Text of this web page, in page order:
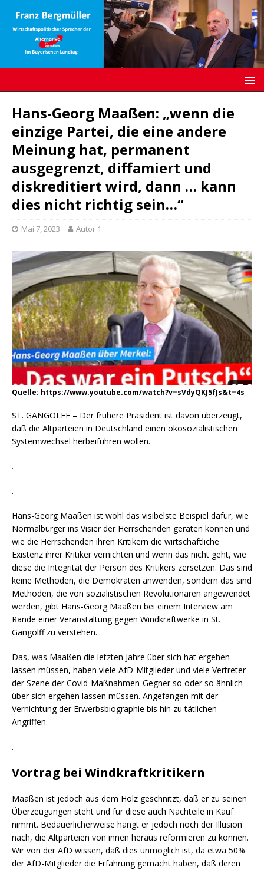
Hans-Georg Maaßen: „wenn die
einzige Partei, die eine andere
Meinung hat, permanent
ausgegrenzt, diffamiert und
diskreditiert wird, dann … kann
dies nicht richtig sein…“
Mai 7, 2023 Autor 1
Quelle: https://www.youtube.com/watch?v=sVdyQKJ5fJs&t=4s
ST. GANGOLFF – Der frühere Präsident ist davon überzeugt,
daß die Altparteien in Deutschland einen ökosozialistischen
Systemwechsel herbeiführen wollen.
.
.
Hans-Georg Maaßen ist wohl das visibelste Beispiel dafür, wie
Normalbürger ins Visier der Herrschenden geraten können und
wie die Herrschenden ihren Kritikern die wirtschaftliche
Existenz ihrer Kritiker vernichten und wenn das nicht geht, wie
diese die Integrität der Person des Kritikers zersetzen. Das sind
keine Methoden, die Demokraten anwenden, sondern das sind
Methoden, die von sozialistischen Revolutionären angewendet
werden, gibt Hans-Georg Maaßen bei einem Interview am
Rande einer Veranstaltung gegen Windkraftwerke in St.
Gangolff zu verstehen.
Das, was Maaßen die letzten Jahre über sich hat ergehen
lassen müssen, haben viele AfD-Mitglieder und viele Vertreter
der Szene der Covid-Maßnahmen-Gegner so oder so ähnlich
über sich ergehen lassen müssen. Angefangen mit der
Vernichtung der Erwerbsbiographie bis hin zu tätlichen
Angriffen.
.
Vortrag bei Windkraftkritikern
Maaßen ist jedoch aus dem Holz geschnitzt, daß er zu seinen
Überzeugungen steht und für diese auch Nachteile in Kauf
nimmt. Bedauerlicherweise hängt er jedoch noch der Illusion
nach, die Altparteien von innen heraus reformieren zu können.
Wir von der AfD wissen, daß dies unmöglich ist, da etwa 50%
der AfD-Mitglieder die Erfahrung gemacht haben, daß deren